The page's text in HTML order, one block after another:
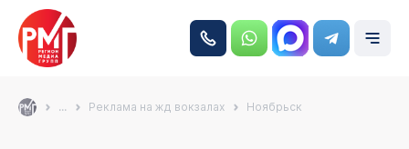
... Реклама на жд вокзалах Ноябрьск